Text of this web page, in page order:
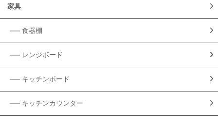
家具
食器棚
レンジボード
キッチンボード
キッチンカウンター